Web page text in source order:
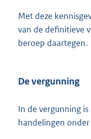
Met deze
van de definitieve
beroep daartegen.
De vergunning
In de vergunning
handelingen